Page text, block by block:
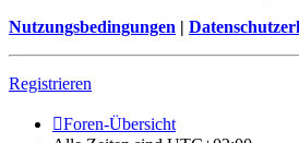
Nutzungsbedingungen |
Registrieren
Foren-Übersicht